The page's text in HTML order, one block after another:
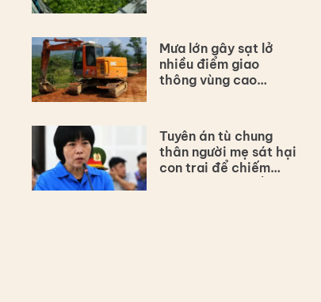
Mưa lớn gây sạt lở
nhiều điểm giao
thông vùng cao
Tuyên án tù chung
thân người mẹ sát hại
con trai để chiếm